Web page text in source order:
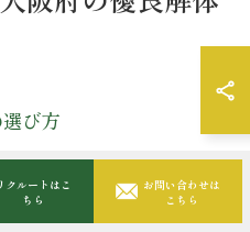
び方
を見つける際に重要なの
口コミをチェックする際
クルートはこ
ちら
お問い合わせは
こちら